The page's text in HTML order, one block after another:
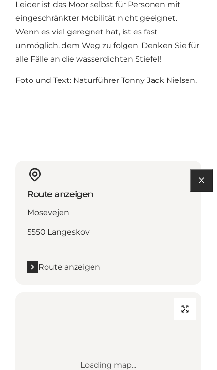
Leider ist das Moor selbst für Personen mit
eingeschränkter Mobilität nicht geeignet.
Wenn es viel geregnet hat, ist es fast
unmöglich, dem Weg zu folgen. Denken Sie für
alle Fälle an die wasserdichten Stiefel!
Foto und Text: Naturführer Tonny Jack Nielsen.
Route anzeigen
Mosevejen
5550 Langeskov
Route anzeigen
Loading map...